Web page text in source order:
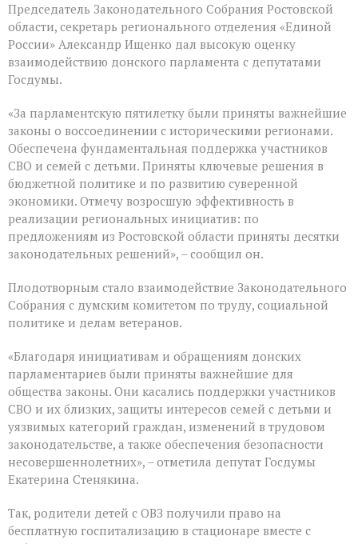
Государственной
Думе
состоялось
заключительное
сессии,
ставшее
последним
для
VIII
созыва
Председатель Законодательного Собрания Ростовской
области, секретарь регионального отделения «Единой
России» Александр Ищенко дал высокую оценку
взаимодействию донского парламента с депутатами
Госдумы.
«За парламентскую пятилетку были приняты важнейшие
законы о воссоединении с историческими регионами.
Обеспечена фундаментальная поддержка участников
СВО и семей с детьми. Приняты ключевые решения в
бюджетной политике и по развитию суверенной
экономики. Отмечу возросшую эффективность в
реализации региональных инициатив: по
предложениям из Ростовской области приняты десятки
законодательных решений», – сообщил он.
Плодотворным стало взаимодействие Законодательного
Собрания с думским комитетом по труду, социальной
политике и делам ветеранов.
«Благодаря инициативам и обращениям донских
парламентариев были приняты важнейшие для
общества законы. Они касались поддержки участников
СВО и их близких, защиты интересов семей с детьми и
уязвимых категорий граждан, изменений в трудовом
законодательстве, а также обеспечения безопасности
несовершеннолетних», – отметила депутат Госдумы
Екатерина Стенякина.
Так, родители детей с ОВЗ получили право на
бесплатную госпитализацию в стационаре вместе с